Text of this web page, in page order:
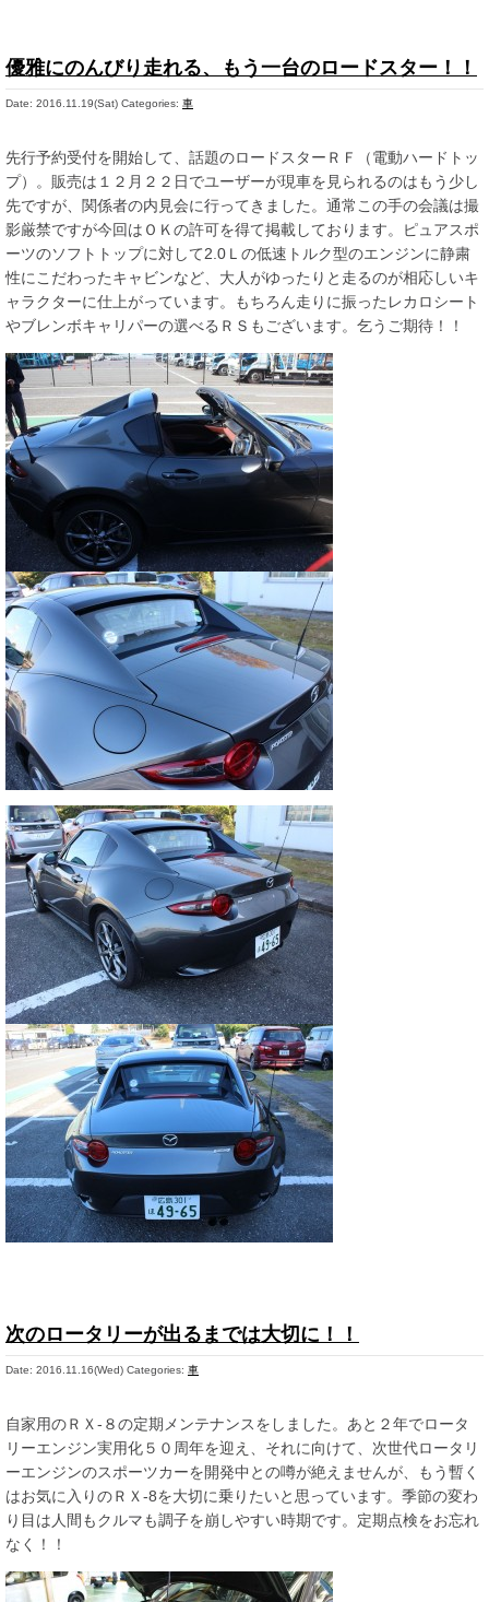
優雅にのんびり走れる、もう一台のロードスター！！
Date: 2016.11.19(Sat) Categories: 車
先行予約受付を開始して、話題のロードスターＲＦ（電動ハードトッ
プ）。販売は１２月２２日でユーザーが現車を見られるのはもう少し
先ですが、関係者の内見会に行ってきました。通常この手の会議は撮
影厳禁ですが今回はＯＫの許可を得て掲載しております。ピュアスポ
ーツのソフトトップに対して2.0Ｌの低速トルク型のエンジンに静粛
性にこだわったキャビンなど、大人がゆったりと走るのが相応しいキ
ャラクターに仕上がっています。もちろん走りに振ったレカロシート
やブレンボキャリパーの選べるＲＳもございます。乞うご期待！！
次のロータリーが出るまでは大切に！！
Date: 2016.11.16(Wed) Categories: 車
自家用のＲＸ-８の定期メンテナンスをしました。あと２年でロータ
リーエンジン実用化５０周年を迎え、それに向けて、次世代ロータリ
ーエンジンのスポーツカーを開発中との噂が絶えませんが、もう暫く
はお気に入りのＲＸ-8を大切に乗りたいと思っています。季節の変わ
り目は人間もクルマも調子を崩しやすい時期です。定期点検をお忘れ
なく！！